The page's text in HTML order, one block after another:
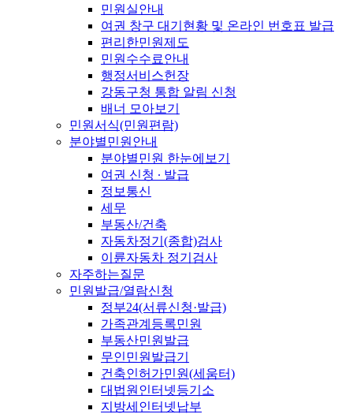
민원실안내
여권 창구 대기현황 및 온라인 번호표 발급
편리한민원제도
민원수수료안내
행정서비스헌장
강동구청 통합 알림 신청
배너 모아보기
민원서식(민원편람)
분야별민원안내
분야별민원 한눈에보기
여권 신청 ∙ 발급
정보통신
세무
부동산/건축
자동차정기(종합)검사
이륜자동차 정기검사
자주하는질문
민원발급/열람신청
정부24(서류신청·발급)
가족관계등록민원
부동산민원발급
무인민원발급기
건축인허가민원(세움터)
대법원인터넷등기소
지방세인터넷납부